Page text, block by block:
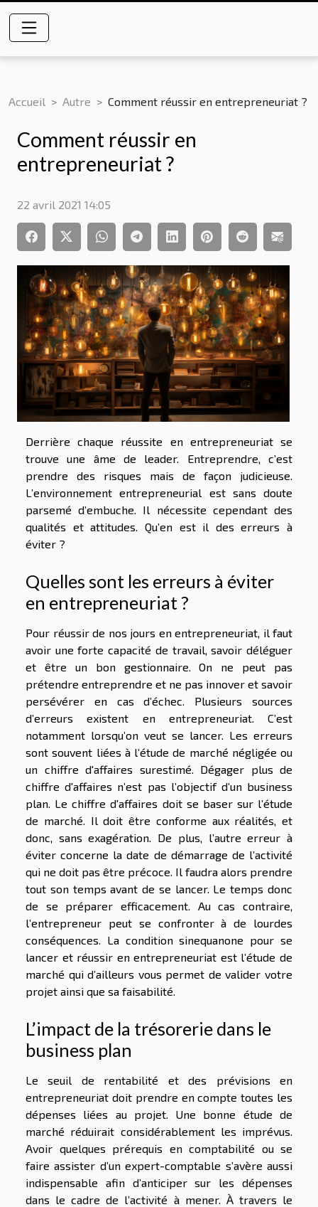
Accueil Autre Comment réussir en entrepreneuriat ?
Comment réussir en
entrepreneuriat ?
22 avril 2021 14:05
Derrière chaque réussite en entrepreneuriat se
trouve une âme de leader. Entreprendre, c’est
prendre des risques mais de façon judicieuse.
L’environnement entrepreneurial est sans doute
parsemé d’embuche. Il nécessite cependant des
qualités et attitudes. Qu’en est il des erreurs à
éviter ?
Quelles sont les erreurs à éviter
en entrepreneuriat ?
Pour réussir de nos jours en entrepreneuriat, il faut
avoir une forte capacité de travail, savoir déléguer
et être un bon gestionnaire. On ne peut pas
prétendre entreprendre et ne pas innover et savoir
persévérer en cas d’échec. Plusieurs sources
d’erreurs existent en entrepreneuriat. C’est
notamment lorsqu’on veut se lancer. Les erreurs
sont souvent liées à l’étude de marché négligée ou
un chiffre d'affaires surestimé. Dégager plus de
chiffre d'affaires n’est pas l’objectif d’un business
plan. Le chiffre d'affaires doit se baser sur l’étude
de marché. Il doit être conforme aux réalités, et
donc, sans exagération. De plus, l’autre erreur à
éviter concerne la date de démarrage de l’activité
qui ne doit pas être précoce. Il faudra alors prendre
tout son temps avant de se lancer. Le temps donc
de se préparer efficacement. Au cas contraire,
l’entrepreneur peut se confronter à de lourdes
conséquences. La condition sinequanone pour se
lancer et réussir en entrepreneuriat est l’étude de
marché qui d’ailleurs vous permet de valider votre
projet ainsi que sa faisabilité.
L’impact de la trésorerie dans le
business plan
Le seuil de rentabilité et des prévisions en
entrepreneuriat doit prendre en compte toutes les
dépenses liées au projet. Une bonne étude de
marché réduirait considérablement les imprévus.
Avoir quelques prérequis en comptabilité ou se
faire assister d’un expert-comptable s’avère aussi
indispensable afin d’anticiper sur les dépenses
dans le cadre de l’activité à mener. À travers le